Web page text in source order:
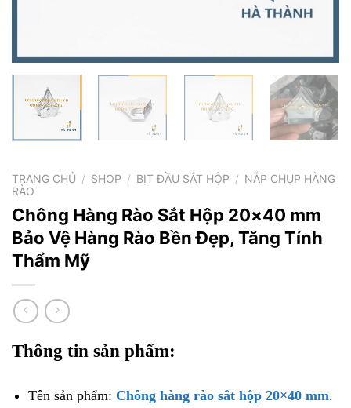
TRANG CHỦ / SHOP / BỊT ĐẦU SẮT HỘP / NẮP CHỤP HÀNG
RÀO
Chông Hàng Rào Sắt Hộp 20×40 mm
Bảo Vệ Hàng Rào Bền Đẹp, Tăng Tính
Thẩm Mỹ
Thông tin sản phẩm:
Tên sản phẩm: Chông hàng rào sắt hộp 20×40 mm.